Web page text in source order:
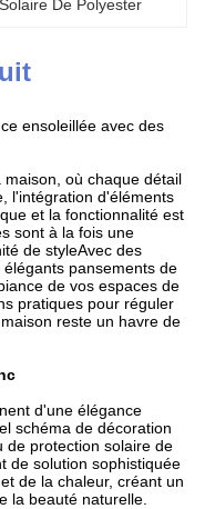
De Polyester
ensoleillée avec des
où chaque détail
l'intégration d'éléments
et la fonctionnalité est
sont à la fois une
de styleAvec des
pansements de
de vos espaces de
pratiques pour réguler
reste un havre de
d'une élégance
schéma de décoration
de protection solaire de
de solution sophistiquée
de la chaleur, créant un
la beauté naturelle.